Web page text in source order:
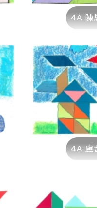
4A 陳
4A 盧